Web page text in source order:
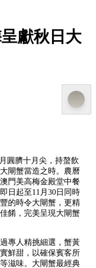
獻秋日大
圓臍十月尖，持螯飲
閘蟹當造之時。農曆
門美高梅金殿堂中餐
日起至11月30日同時
的時令大閘蟹，更精
餚，完美呈現大閘蟹
專人精挑細選，蟹黃
鮮甜，以確保賓客所
滋味。大閘蟹最經典